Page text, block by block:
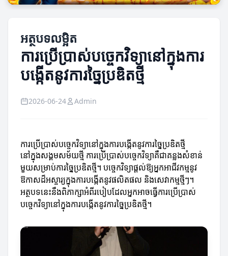
អត្ថបទលម្អិត
ការប្រើប្រាស់បច្ចេកវិទ្យានៅក្នុងការ
បង្កើតនូវការច្នៃប្រឌិតថ្មី
2026-06-24 Admin
ការប្រើប្រាស់បច្ចេកវិទ្យានៅក្នុងការបង្កើតនូវការច្នៃប្រឌិតថ្មី
នៅក្នុងសង្គមសម័យថ្មី ការប្រើប្រាស់បច្ចេកវិទ្យាគឺជាគន្លងសំខាន់
មួយសម្រាប់ការច្នៃប្រឌិតថ្មី។ បច្ចេកវិទ្យាផ្ដល់ឱ្យអ្នកអាជីវកម្មនូវ
ឱកាសដ៏អស្ចារ្យក្នុងការបង្កើតនូវផលិតផល និងសេវាកម្មថ្មីៗ។
អត្ថបទនេះនឹងពិភាក្សាអំពីរបៀបដែលអ្នកអាចធ្វើការប្រើប្រាស់
បច្ចេកវិទ្យានៅក្នុងការបង្កើតនូវការច្នៃប្រឌិតថ្មី។